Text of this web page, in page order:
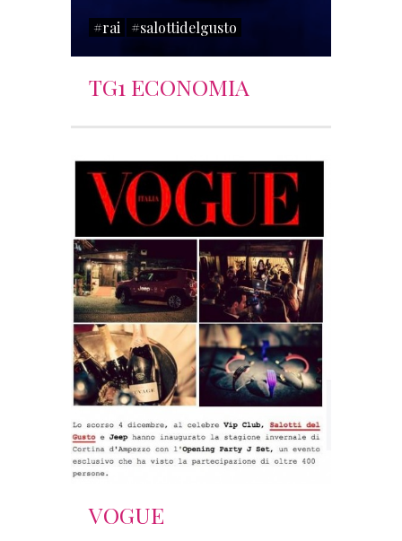
#rai #salottidelgusto
TG1 ECONOMIA
VOGUE